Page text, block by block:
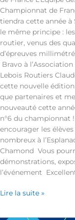
Championnat de
tiendra cette année
le même principe :
routier, venus des
d’épreuves
Bravo à
Lebois Routiers
cette nouvelle
que partenaires et
nouveauté cette
n°6 du championnat
encourager les
nombreux à
Chamond Vous
démonstrations,
l’événement
Lire la suite »